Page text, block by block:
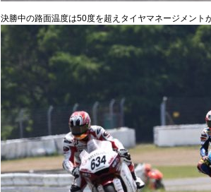
決勝中の路面温度は50度を超えタイヤマネージメント